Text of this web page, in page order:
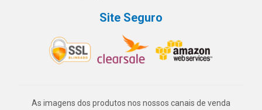
Site Seguro
As imagens dos produtos nos nossos canais de venda